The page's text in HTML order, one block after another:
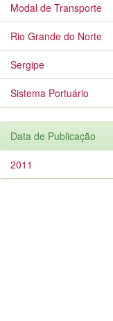
Modal de Transporte
Rio Grande do Norte
Sergipe
Sistema Portuário
Data de Publicação
2011